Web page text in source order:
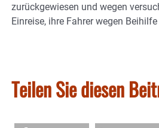
zurückgewiesen und wegen
Einreise, ihre Fahrer wegen
Teilen Sie diesen